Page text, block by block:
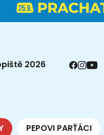
2026
PEPOVI PARŤÁCI